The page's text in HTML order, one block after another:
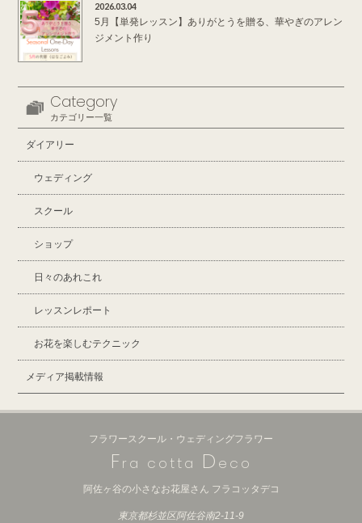
2026.03.04
5月【単発レッスン】ありがとうを贈る、華やぎのアレン
ジメント作り
Category
カテゴリー一覧
ダイアリー
ウェディング
スクール
ショップ
日々のあれこれ
レッスンレポート
お花を楽しむテクニック
メディア掲載情報
フラワースクール・ウェディングフラワー
Fra cotta D eco
阿佐ヶ谷の小さなお花屋さん フラコッタデコ
東京都杉並区阿佐谷南2-11-9